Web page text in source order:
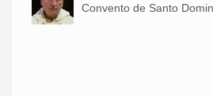
Convento de Santo